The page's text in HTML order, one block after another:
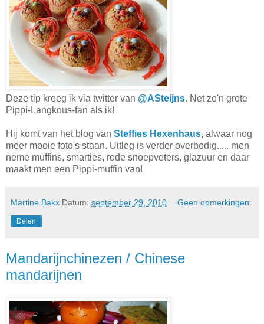
Deze tip kreeg ik via twitter van @ASteijns. Net zo'n grote
Pippi-Langkous-fan als ik!
Hij komt van het blog van Steffies Hexenhaus, alwaar nog
meer mooie foto's staan. Uitleg is verder overbodig..... men
neme muffins, smarties, rode snoepveters, glazuur en daar
maakt men een Pippi-muffin van!
Martine Bakx Datum: september 29, 2010 Geen opmerkingen:
Delen
Mandarijnchinezen / Chinese
mandarijnen